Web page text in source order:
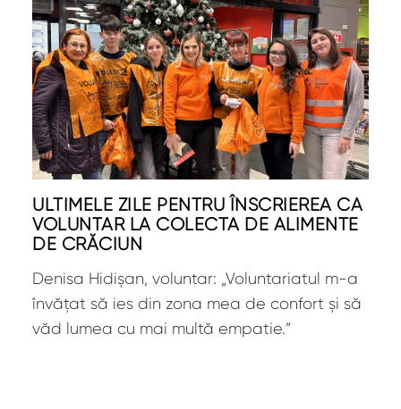
ULTIMELE ZILE PENTRU ÎNSCRIEREA CA
VOLUNTAR LA COLECTA DE ALIMENTE
DE CRĂCIUN
Denisa Hidișan, voluntar: „Voluntariatul m-a
învățat să ies din zona mea de confort și să
văd lumea cu mai multă empatie.”